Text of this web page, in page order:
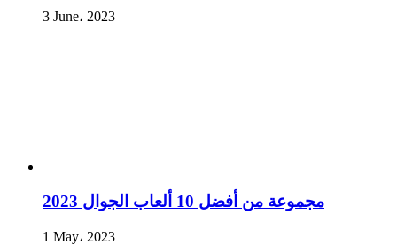
3 June، 2023
مجموعة من أفضل 10 ألعاب الجوال 2023
1 May، 2023